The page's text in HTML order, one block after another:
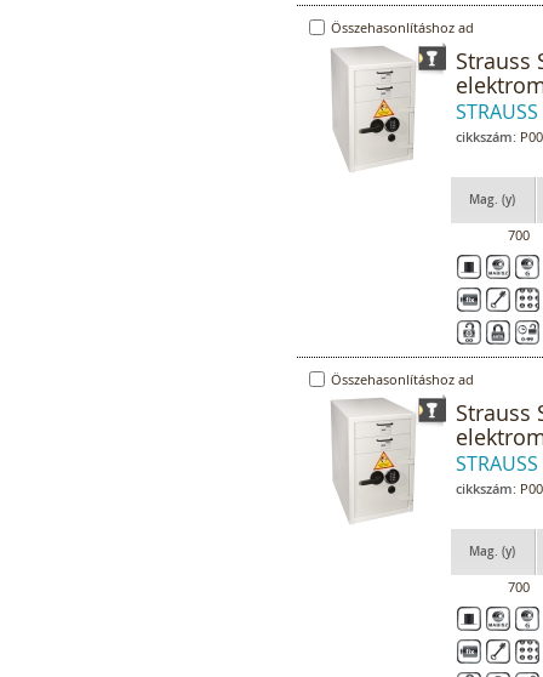
Összehasonlításhoz ad
Strauss
STRAUSS
cikkszám:
Mag. (y)
700
Összehasonlításhoz ad
Strauss
STRAUSS
cikkszám:
Mag. (y)
700